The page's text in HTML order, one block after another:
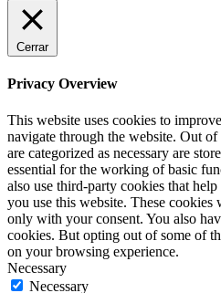
Cerrar
Privacy Overview
This website uses cookies to
navigate through the website. Out
are categorized as necessary are
essential for the working of basic
also use third-party cookies that
you use this website. These
only with your consent. You also
cookies. But opting out of some of
on your browsing experience.
Necessary
Necessary